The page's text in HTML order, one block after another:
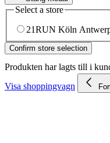
Select a store
21RUN Köln
Confirm store selection
Produkten har lagts till i
Visa shoppingvagn